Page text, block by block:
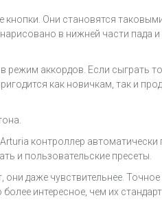
кнопки. Они становятся
в нижней части пада
аккордов. Если сыграть
как новичкам, так и
контроллер автоматически
и пользовательские пресеты.
даже чувствительнее. Точное
интересное, чем их